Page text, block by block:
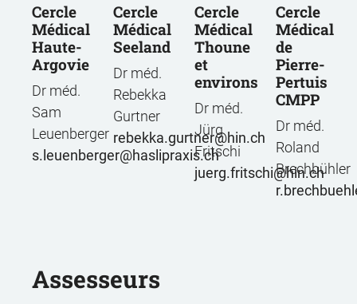
Cercle
Médical
Haute-
Argovie
Dr méd.
Sam
Leuenberger
s.leuenberger@haslipraxis.ch
Cercle
Médical
Seeland
Dr méd.
Rebekka
Gurtner
rebekka.gurtner
hin.ch
Cercle
Médical
Thoune
et
environs
Dr méd.
Jürg
Fritschi
juerg.fritschi
hin.ch
Cercle
Médical
de
Pierre-
Pertuis
CMPP
Dr méd.
Roland
Brechbühler
Assesseurs